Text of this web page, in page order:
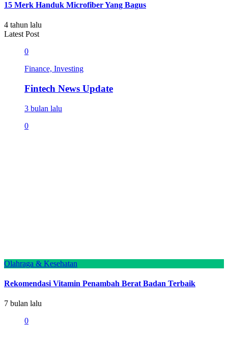
15 Merk Handuk Microfiber Yang Bagus
4 tahun lalu
Latest Post
0
Finance, Investing
Fintech News Update
3 bulan lalu
0
Olahraga & Kesehatan
Rekomendasi Vitamin Penambah Berat Badan Terbaik
7 bulan lalu
0